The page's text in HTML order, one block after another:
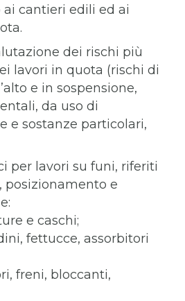
cantieri edili ed ai
dei rischi più
lavori in quota (rischi di
e in sospensione,
da uso di
e sostanze particolari,
per lavori su funi, riferiti
posizionamento e
e caschi;
fettucce, assorbitori
freni, bloccanti,